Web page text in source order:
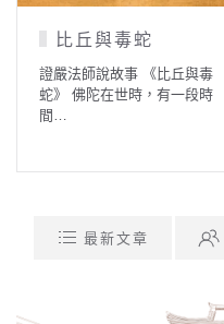
比丘與毒蛇
證嚴法師說故事 《比丘與毒
蛇》 佛陀在世時，有一段時
間…
最新文章